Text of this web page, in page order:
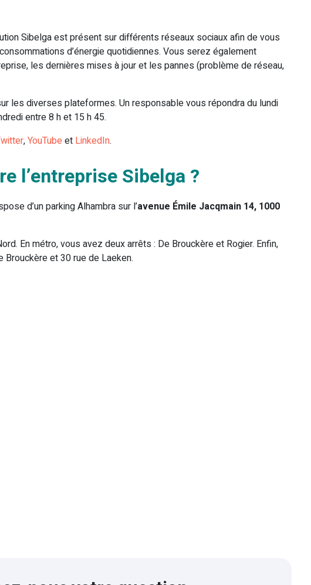
Sibelga est présent sur différents réseaux sociaux afin de vous
d’énergie quotidiennes. Vous serez également
les dernières mises à jour et les pannes (problème de réseau,
les diverses plateformes. Un responsable vous répondra du lundi
entre 8 h et 15 h 45.
,YouTubeet LinkedIn.
l’entreprise Sibelga ?
d’un parking Alhambra sur l’avenue Émile Jacqmain 14, 1000
En métro, vous avez deux arrêts : De Brouckère et Rogier. Enfin,
et 30 rue de Laeken.